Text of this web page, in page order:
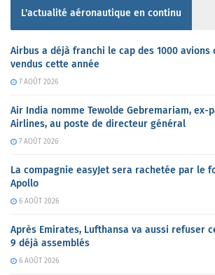
L'actualité aéronautique en continu
Airbus a déjà franchi le cap des 1000 avions
vendus cette année
7 AOÛT 2026
Air India nomme Tewolde Gebremariam, ex-
Airlines, au poste de directeur général
7 AOÛT 2026
La compagnie easyJet sera rachetée par le
Apollo
6 AOÛT 2026
Après Emirates, Lufthansa va aussi refuser
9 déjà assemblés
6 AOÛT 2026